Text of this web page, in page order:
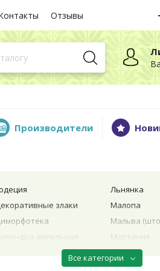
Отзывы
Производители
злаки
ампельная
Душистый горошек
Льнянка
Малопа
Мальва
Мартиния
Маттиола
Все категории